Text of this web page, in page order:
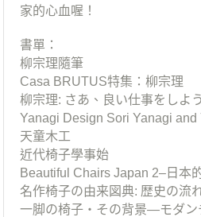
家的心血喔！
書單：
柳宗理隨筆
Casa BRUTUS特集：柳宗理
柳宗理: さあ、良い仕事をしよ
Yanagi Design Sori Yanagi
天童木工
近代椅子學事始
Beautiful Chairs Japan 2–日本
名作椅子の由来図典: 歴史の流
一脚の椅子・その背景―モダン